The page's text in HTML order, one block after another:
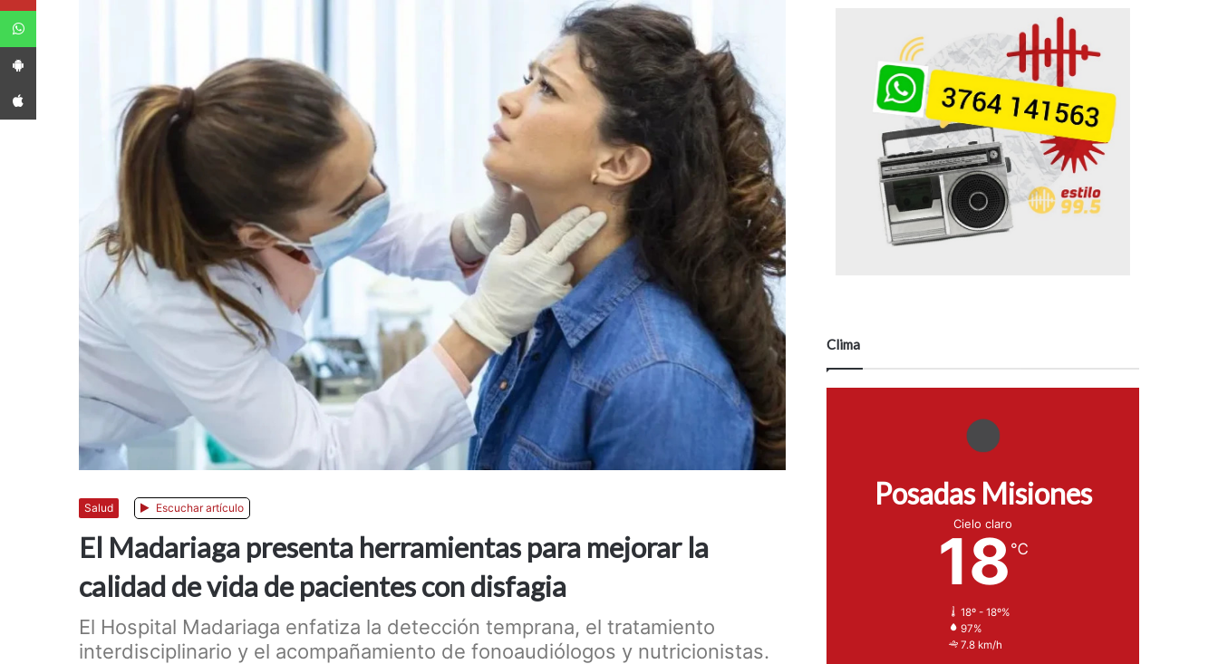
Salud Escuchar artículo
El Madariaga presenta herramientas para mejorar la
calidad de vida de pacientes con disfagia
El Hospital Madariaga enfatiza la detección temprana, el tratamiento
interdisciplinario y el acompañamiento de fonoaudiólogos y nutricionistas.
Clima
Posadas Misiones
Cielo claro
18 ℃
18º - 18º%
97%
7.8 km/h